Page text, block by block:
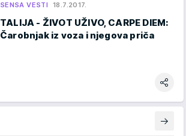
SENSA VESTI 18.7.2017.
TALIJA - ŽIVOT UŽIVO, CARPE DIEM:
Čarobnjak iz voza i njegova priča